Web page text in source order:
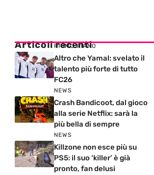
Articoli recenti
PRIMO PIANO
Altro che Yamal: svelato il
talento più forte di tutto
FC26
NEWS
Crash Bandicoot, dal gioco
alla serie Netflix: sarà la
più bella di sempre
NEWS
Killzone non esce più su
PS5: il suo ‘killer’ è già
pronto, fan delusi